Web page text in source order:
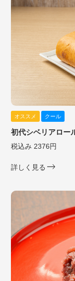
オススメ クール
初代シベリアロー
税込み 2376円
詳しく見る